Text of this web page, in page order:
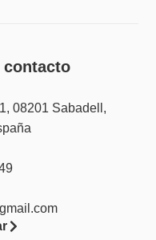
contacto
08201 Sabadell,